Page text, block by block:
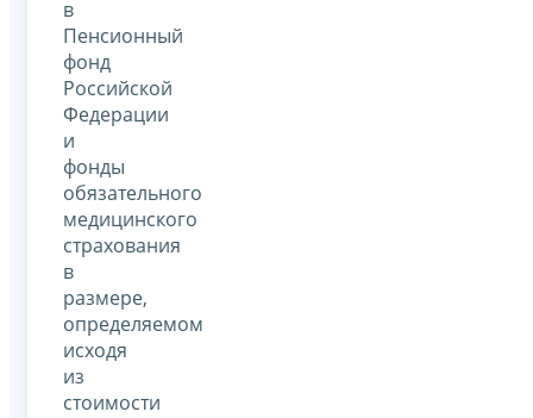
в
Пенсионный
фонд
Российской
Федерации
и
фонды
обязательного
медицинского
страхования
в
размере,
определяемом
исходя
из
стоимости